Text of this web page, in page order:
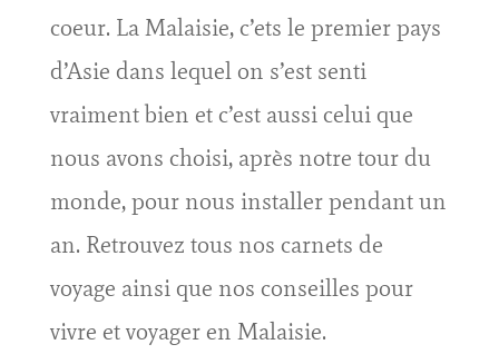
coeur. La Malaisie, c’ets le premier pays
d’Asie dans lequel on s’est senti
vraiment bien et c’est aussi celui que
nous avons choisi, après notre tour du
monde, pour nous installer pendant un
an. Retrouvez tous nos carnets de
voyage ainsi que nos conseilles pour
vivre et voyager en Malaisie.